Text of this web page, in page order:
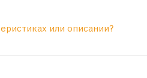
или описании?